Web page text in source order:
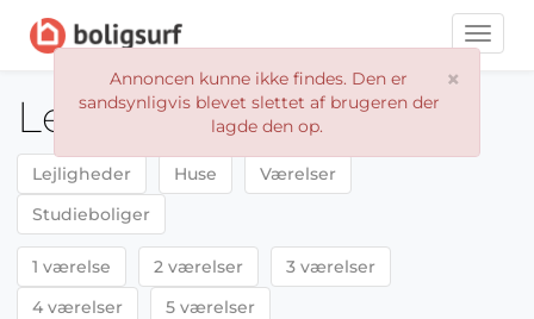
Toggle
×
Annoncen kunne ikke findes. Den er
sandsynligvis blevet slettet af brugeren der
lagde den op.
Lejeboliger Hørsholm
Lejligheder Huse
Værelser
Studieboliger
1 værelse 2 værelser
3 værelser
4 værelser
5 værelser